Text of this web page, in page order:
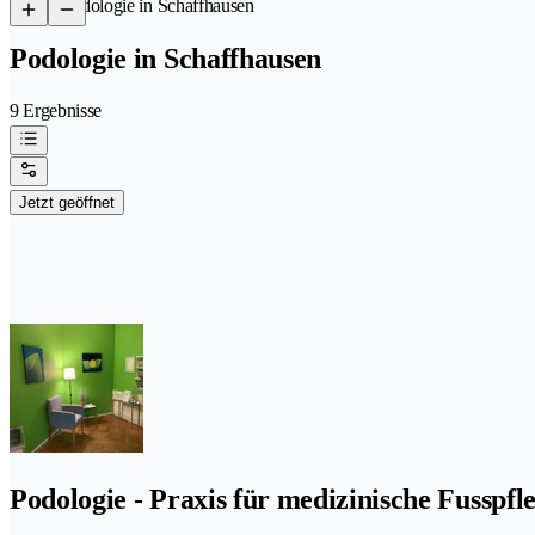
/Podologie in Schaffhausen
Podologie in Schaffhausen
9 Ergebnisse
Jetzt geöffnet
Podologie - Praxis für medizinische